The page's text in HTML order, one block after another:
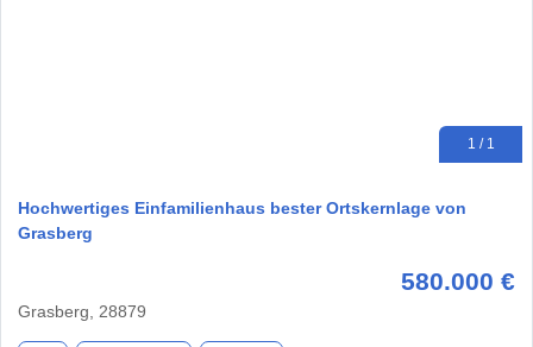
1 / 1
Hochwertiges Einfamilienhaus bester Ortskernlage von
Grasberg
580.000 €
Grasberg, 28879